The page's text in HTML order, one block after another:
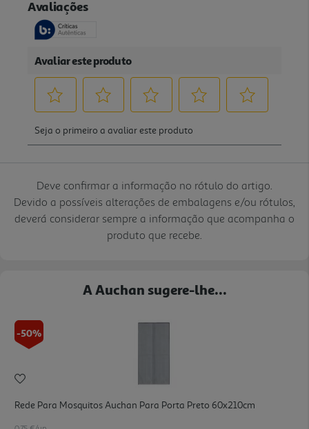
Deve confirmar a informação no rótulo do artigo.
Devido a possíveis alterações de embalagens e/ou rótulos,
deverá considerar sempre a informação que acompanha o
produto que recebe.
A Auchan sugere-lhe...
-50%
Rede Para Mosquitos Auchan Para Porta Preto 60x210cm